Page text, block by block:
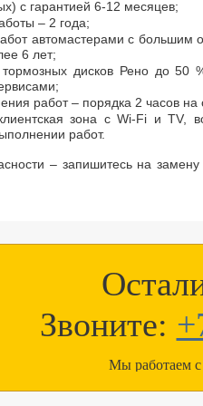
с гарантией 6-12 месяцев;
– 2 года;
автомастерами с большим
6 лет;
дисков Рено до 50
работ – порядка 2 часов на
зона с Wi-Fi и TV,
работ.
– запишитесь на
Звоните:
Мы работаем с